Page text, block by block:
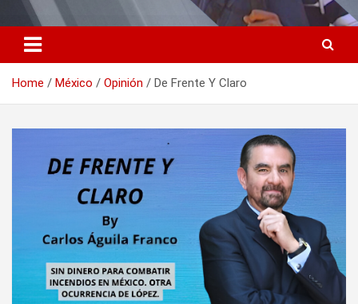
Jlanoticias
Información relevante en tiempo real.
Home México Opinión De Frente Y Claro